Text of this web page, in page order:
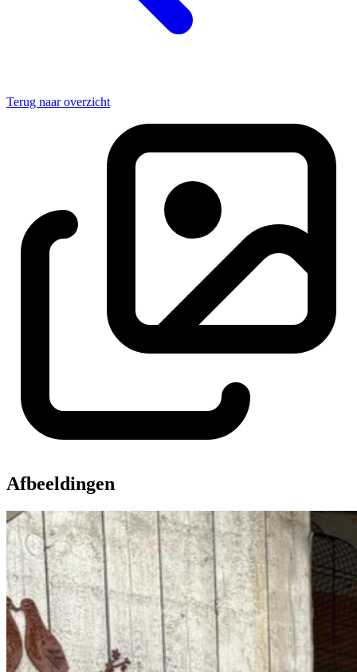
Terug naar overzicht
Afbeeldingen